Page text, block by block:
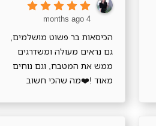
4 months ago
הכיסאות בר פשוט מושלמים,
גם נראים מעולה ומשדרגים
ממש את המטבח, וגם נוחים
מאוד !❤️מה שהכי חשוב